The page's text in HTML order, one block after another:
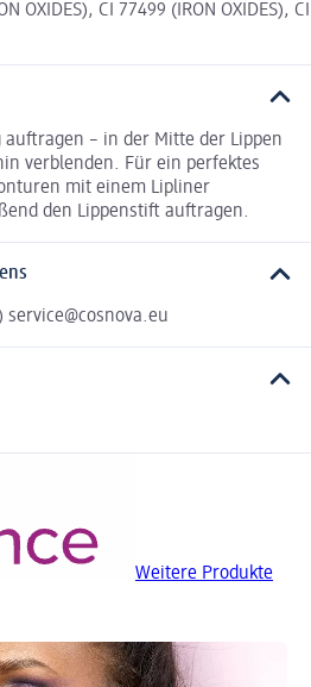
OXIDES), CI 77499 (IRON OXIDES), CI
– in der Mitte der Lippen
verblenden. Für ein perfektes
mit einem Lipliner
den Lippenstift auftragen.
Weitere Produkte